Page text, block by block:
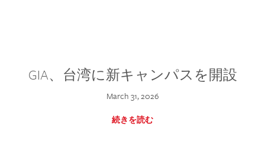
GIA、台湾に新キャンパスを開設
March 31, 2026
続きを読む